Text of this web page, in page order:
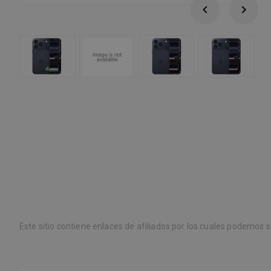
Este sitio contiene enlaces de afiliados por los cuales podemos